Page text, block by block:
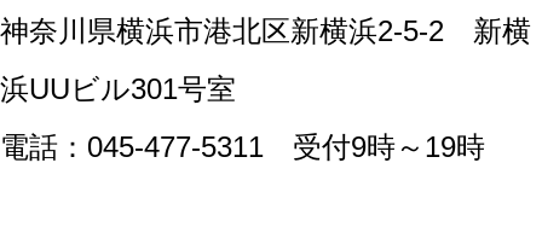
神奈川県横浜市港北区新横浜2-5-2 新横
浜UUビル301号室
電話：045-477-5311 受付9時～19時